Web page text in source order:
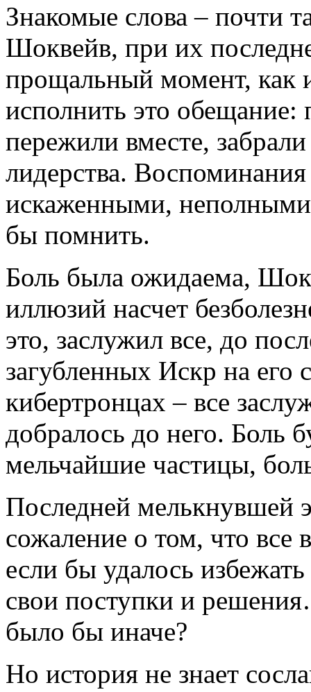
Знакомые слова – почти
Шоквейв, при их
прощальный момент, как
исполнить это
пережили вместе,
лидерства.
искаженными,
бы помнить.
Боль была ожидаема,
иллюзий насчет
это, заслужил все, до
загубленных Искр на его
кибертронцах – все
добралось до него. Боль
мельчайшие частицы,
Последней мелькнувшей
сожаление о том, что
если бы удалось
свои поступки и
было бы иначе?
Но история не знает